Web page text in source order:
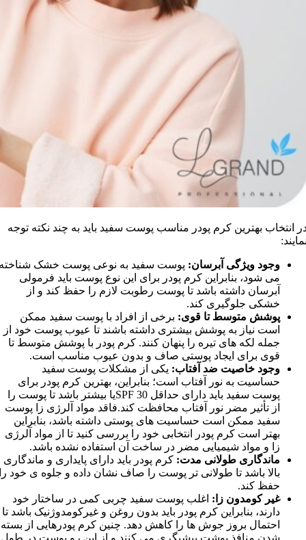
انتخاب بهترين کرم پودر مناسب پوست سفيد بايد به چند نکته توجه
وجود ويژگی آبرسان: پوست سفيد به نوعی پوست خشک
می شود، بنابراين کرم پودر برای اين نوع پوست بايد فرمولی
آبرسان داشته باشد تا پوست رطوبت لازم را حفظ کند و از
خشکی جلوگيری کند.
پوشش متوسط تا قوی: برخی از افراد با پوست سفيد ممکن
است نياز به پوشش بيشتری داشته باشند تا عيوب پوست خود از
جمله لکه های تيره را پنهان کنند. کرم پودر با پوشش متوسط تا
قوی برای ايجاد پوستی صاف و بدون عيوب مناسب است.
وجود خاصيت ضد آفتاب: يکی از مشکلات پوست سفيد
حساسيت به نور آفتاب است؛ بنابراين، بهترين کرم پودر برای
پوست سفيد بايد دارای حداقل SPF 30يا بيشتر باشد تا پوست را
از تأثير مضر نور آفتاب محافظت کند.فاقد مواد آلرژی زا پوست
سفيد ممکن است حساسيت های پوستی داشته باشد، بنابراين
بهتر است کرم پودر انتخابی خود را بررسی کنيد تا از مواد آلرژی
زا و مواد شيميايی مضر در ساخت آن استفاده نشده باشد.
ماندگاری طولانی مدت: کرم پودر بايد دارای پايداری و ماندگاری
بالا باشد تا طولانی تر پوست را صاف نشان داده و جلوه ی خود
حفظ کند.
غير کومدون زا: اغلب پوست سفيد چربی کمی در ساختار خود
دارند، بنابراين کرم پودر بايد بدون روغن و غيرکومدوژنيک باشد تا
احتمال بروز جوش ها را کاهش دهد. چنين کرم پودرهايی از بسته
شدن منافذ پوشت پيشيگری می کنند و از اين رو پوست در طول